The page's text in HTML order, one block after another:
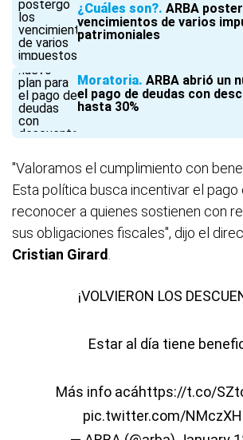
¿Cuáles son? ARBA
vencimientos de varios
patrimoniales
Moratoria ARBA abrió un
el pago de deudas con
hasta 30%
"Valoramos el cumplimiento con
Esta política busca incentivar el pago
reconocer a quienes sostienen con
sus obligaciones fiscales", dijo el
Cristian Girard
¡VOLVIERON LOS
Estar al día tiene
Más info acáhttps://t.co/
pic.twitter.com/